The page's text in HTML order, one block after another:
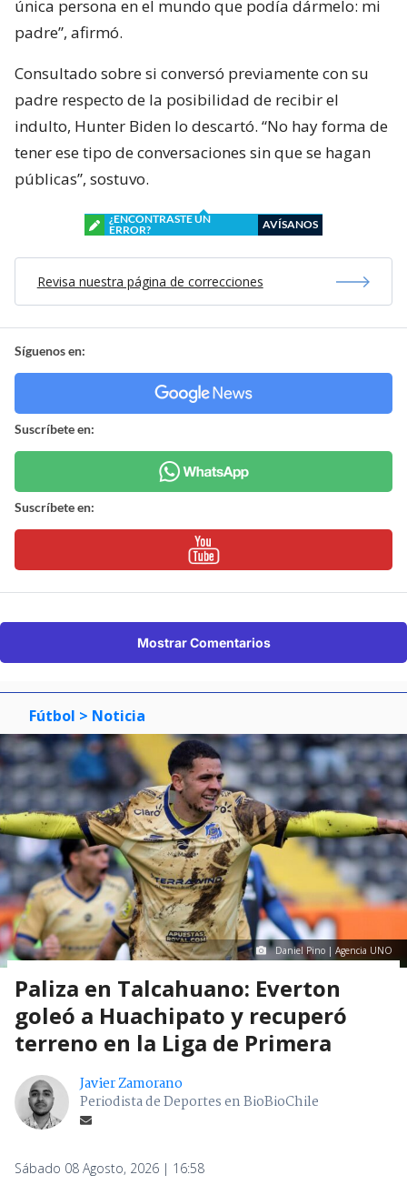
única persona en el mundo que podía dármelo: mi
padre”, afirmó.
Consultado sobre si conversó previamente con su
padre respecto de la posibilidad de recibir el
indulto, Hunter Biden lo descartó. “No hay forma de
tener ese tipo de conversaciones sin que se hagan
públicas”, sostuvo.
¿ENCONTRASTE UN
ERROR?
AVÍSANOS
Revisa nuestra página de correcciones
Síguenos en:
Suscríbete en:
Suscríbete en:
Mostrar Comentarios
Fútbol > Noticia
Daniel Pino | Agencia UNO
Paliza en Talcahuano: Everton
goleó a Huachipato y recuperó
terreno en la Liga de Primera
Javier Zamorano
Periodista de Deportes en BioBioChile
Sábado 08 Agosto, 2026 | 16:58